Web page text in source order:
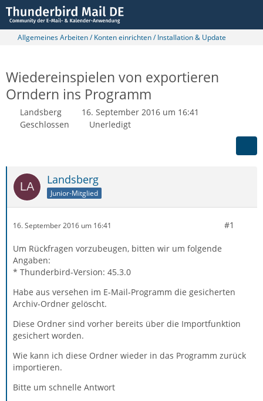
Allgemeines Arbeiten / Konten einrichten / Installation & Update
Wiedereinspielen von exportieren
Orndern ins Programm
Landsberg
16. September 2016 um 16:41
Geschlossen
Unerledigt
Landsberg
Junior-Mitglied
16. September 2016 um 16:41 #1
Um Rückfragen vorzubeugen, bitten wir um folgende
Angaben:
* Thunderbird-Version: 45.3.0
Habe aus versehen im E-Mail-Programm die gesicherten
Archiv-Ordner gelöscht.
Diese Ordner sind vorher bereits über die Importfunktion
gesichert worden.
Wie kann ich diese Ordner wieder in das Programm zurück
importieren.
Bitte um schnelle Antwort